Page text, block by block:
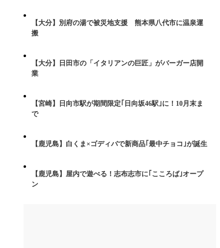
【大分】別府の湯で被災地支援 熊本県八代市に温泉運
搬
【大分】日田市の「イタリアンの巨匠」がバーガー店開
業
【宮崎】日向市駅が期間限定｢日向坂46駅｣に！10月末ま
で
【鹿児島】白くま×ゴディバで新商品｢最中チョコ｣が誕生
【鹿児島】屋内で遊べる！志布志市に｢こころば｣オープ
ン